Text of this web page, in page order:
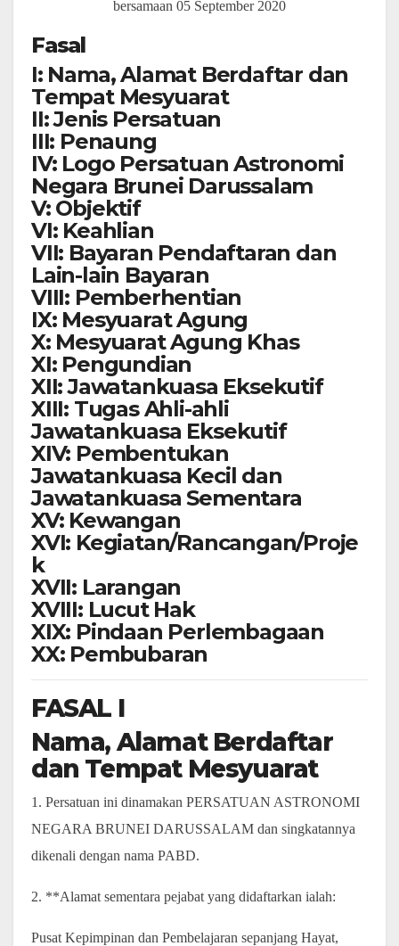
bersamaan 05 September 2020
Fasal
I: Nama, Alamat Berdaftar dan
Tempat Mesyuarat
II: Jenis Persatuan
III: Penaung
IV: Logo Persatuan Astronomi
Negara Brunei Darussalam
V: Objektif
VI: Keahlian
VII: Bayaran Pendaftaran dan
Lain-lain Bayaran
VIII: Pemberhentian
IX: Mesyuarat Agung
X: Mesyuarat Agung Khas
XI: Pengundian
XII: Jawatankuasa Eksekutif
XIII: Tugas Ahli-ahli
Jawatankuasa Eksekutif
XIV: Pembentukan
Jawatankuasa Kecil dan
Jawatankuasa Sementara
XV: Kewangan
XVI: Kegiatan/Rancangan/Proje
k
XVII: Larangan
XVIII: Lucut Hak
XIX: Pindaan Perlembagaan
XX: Pembubaran
FASAL I
Nama, Alamat Berdaftar
dan Tempat Mesyuarat
1. Persatuan ini dinamakan PERSATUAN ASTRONOMI
NEGARA BRUNEI DARUSSALAM dan singkatannya
dikenali dengan nama PABD.
2. **Alamat sementara pejabat yang didaftarkan ialah:
Pusat Kepimpinan dan Pembelajaran sepanjang Hayat,